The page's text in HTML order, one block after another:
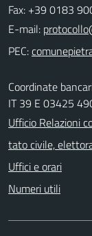
Fax: +39 0183
E-mail:
PEC:
Coordinate
IT 39 E 03425
Ufficio Relazioni
tato civile,
Uffici e orari
Numeri utili